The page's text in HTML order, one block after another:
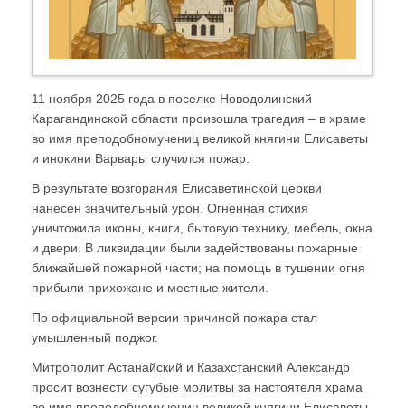
11 ноября 2025 года в поселке Новодолинский
Карагандинской области произошла трагедия – в храме
во имя преподобномучениц великой княгини Елисаветы
и инокини Варвары случился пожар.
В результате возгорания Елисаветинской церкви
нанесен значительный урон. Огненная стихия
уничтожила иконы, книги, бытовую технику, мебель, окна
и двери. В ликвидации были задействованы пожарные
ближайшей пожарной части; на помощь в тушении огня
прибыли прихожане и местные жители.
По официальной версии причиной пожара стал
умышленный поджог.
Митрополит Астанайский и Казахстанский Александр
просит вознести сугубые молитвы за настоятеля храма